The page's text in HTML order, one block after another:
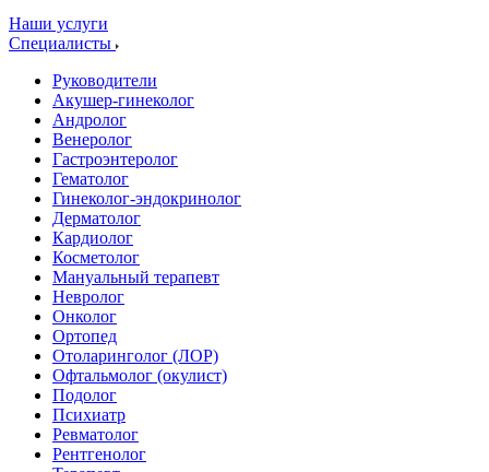
Наши услуги
Специалисты
Руководители
Акушер-гинеколог
Андролог
Венеролог
Гастроэнтеролог
Гематолог
Гинеколог-эндокринолог
Дерматолог
Кардиолог
Косметолог
Мануальный терапевт
Невролог
Онколог
Ортопед
Отоларинголог (ЛОР)
Офтальмолог (окулист)
Подолог
Психиатр
Ревматолог
Рентгенолог